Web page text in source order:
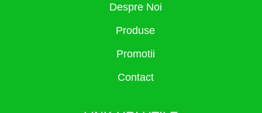
Despre Noi
Produse
Promotii
Contact